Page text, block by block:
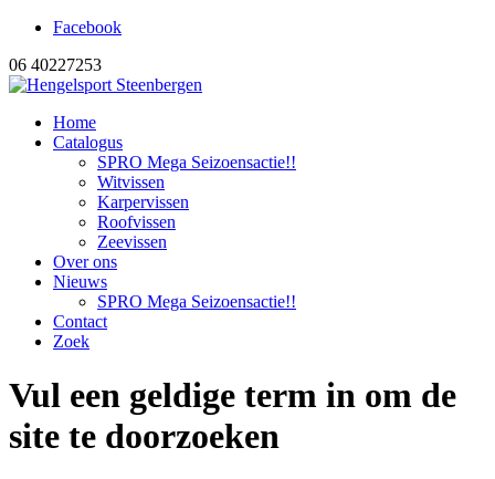
Facebook
06 40227253
Home
Catalogus
SPRO Mega Seizoensactie!!
Witvissen
Karpervissen
Roofvissen
Zeevissen
Over ons
Nieuws
SPRO Mega Seizoensactie!!
Contact
Zoek
Vul een geldige term in om de
site te doorzoeken